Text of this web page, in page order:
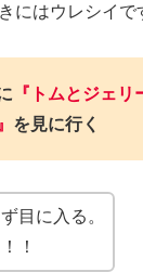
にはウレシイで
『トムとジェ
を見に行く
目に入る。
！